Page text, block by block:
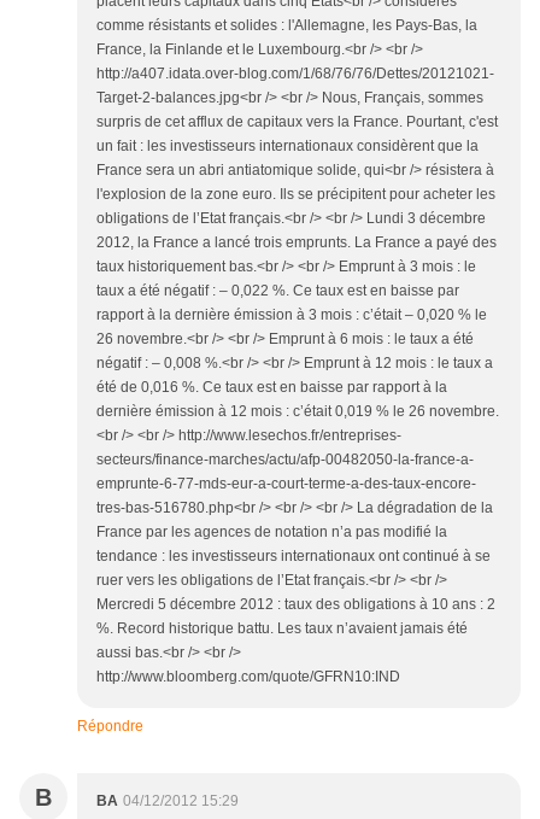
comme résistants et solides : l'Allemagne, les Pays-Bas, la
France, la Finlande et le Luxembourg.<br /> <br />
http://a407.idata.over-blog.com/1/68/76/76/Dettes/20121021-
Target-2-balances.jpg<br /> <br /> Nous, Français, sommes
surpris de cet afflux de capitaux vers la France. Pourtant, c'est
un fait : les investisseurs internationaux considèrent que la
France sera un abri antiatomique solide, qui<br /> résistera à
l'explosion de la zone euro. Ils se précipitent pour acheter les
obligations de l’Etat français.<br /> <br /> Lundi 3 décembre
2012, la France a lancé trois emprunts. La France a payé des
taux historiquement bas.<br /> <br /> Emprunt à 3 mois : le
taux a été négatif : – 0,022 %. Ce taux est en baisse par
rapport à la dernière émission à 3 mois : c’était – 0,020 % le
26 novembre.<br /> <br /> Emprunt à 6 mois : le taux a été
négatif : – 0,008 %.<br /> <br /> Emprunt à 12 mois : le taux a
été de 0,016 %. Ce taux est en baisse par rapport à la
dernière émission à 12 mois : c’était 0,019 % le 26 novembre.
<br /> <br /> http://www.lesechos.fr/entreprises-
secteurs/finance-marches/actu/afp-00482050-la-france-a-
emprunte-6-77-mds-eur-a-court-terme-a-des-taux-encore-
tres-bas-516780.php<br /> <br /> <br /> La dégradation de la
France par les agences de notation n’a pas modifié la
tendance : les investisseurs internationaux ont continué à se
ruer vers les obligations de l’Etat français.<br /> <br />
Mercredi 5 décembre 2012 : taux des obligations à 10 ans : 2
%. Record historique battu. Les taux n’avaient jamais été
aussi bas.<br /> <br />
http://www.bloomberg.com/quote/GFRN10:IND
Répondre
B BA 04/12/2012 15:29